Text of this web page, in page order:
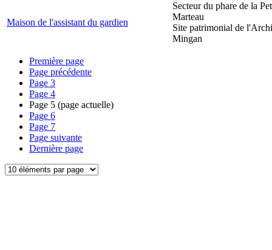
Maison de l'assistant du gardien
Secteur du phare de la
Marteau
Site patrimonial de
Mingan
Première page
Page précédente
Page 3
Page 4
Page 5 (page actuelle)
Page 6
Page 7
Page suivante
Dernière page